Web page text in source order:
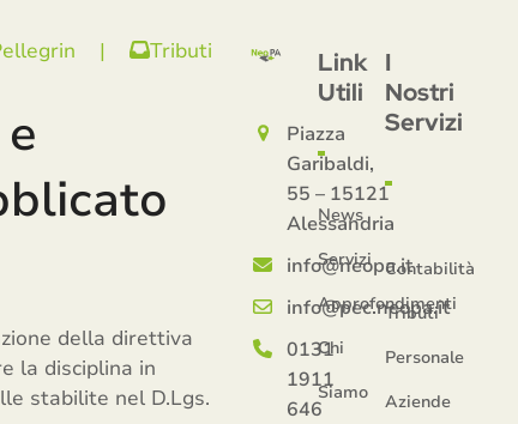
| Tributi
della direttiva
la disciplina in
stabilite nel D.Lgs.
Piazza
Garibaldi,
55 – 15121
Alessandria
info@neopa.it
info@pec.neopa.it
0131
1911
646
Link
Utili
News
Servizi
Approfondimenti
Chi
Siamo
I
Nostri
Servizi
Contabilità
Tributi
Personale
Aziende